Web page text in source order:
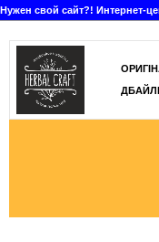
Нужен свой сайт?! Интернет-
]